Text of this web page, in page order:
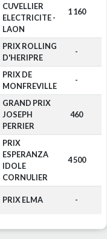
CUVELLIER
ELECTRICITE -
LAON
1 160
PRIX ROLLING
D'HERIPRE
-
PRIX DE
MONFREVILLE
-
GRAND PRIX
JOSEPH
PERRIER
460
PRIX
ESPERANZA
IDOLE
CORNULIER
4 500
PRIX ELMA -